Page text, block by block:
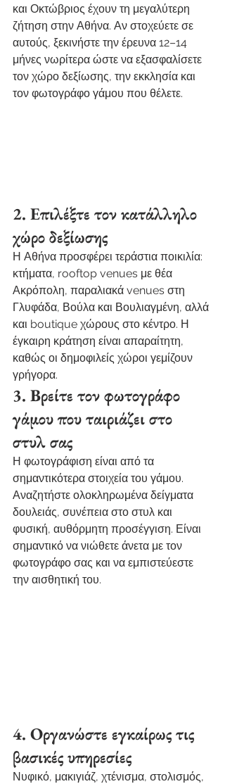
και Οκτώβριος έχουν τη μεγαλύτερη
ζήτηση στην Αθήνα. Αν στοχεύετε σε
αυτούς, ξεκινήστε την έρευνα 12–14
μήνες νωρίτερα ώστε να εξασφαλίσετε
τον χώρο δεξίωσης, την εκκλησία και
τον φωτογράφο γάμου που θέλετε.
2. Επιλέξτε τον κατάλληλο
χώρο δεξίωσης
Η Αθήνα προσφέρει τεράστια ποικιλία:
κτήματα, rooftop venues με θέα
Ακρόπολη, παραλιακά venues στη
Γλυφάδα, Βούλα και Βουλιαγμένη, αλλά
και boutique χώρους στο κέντρο. Η
έγκαιρη κράτηση είναι απαραίτητη,
καθώς οι δημοφιλείς χώροι γεμίζουν
γρήγορα.
3. Βρείτε τον φωτογράφο
γάμου που ταιριάζει στο
στυλ σας
Η φωτογράφιση είναι από τα
σημαντικότερα στοιχεία του γάμου.
Αναζητήστε ολοκληρωμένα δείγματα
δουλειάς, συνέπεια στο στυλ και
φυσική, αυθόρμητη προσέγγιση. Είναι
σημαντικό να νιώθετε άνετα με τον
φωτογράφο σας και να εμπιστεύεστε
την αισθητική του.
4. Οργανώστε εγκαίρως τις
βασικές υπηρεσίες
Νυφικό, μακιγιάζ, χτένισμα, στολισμός,